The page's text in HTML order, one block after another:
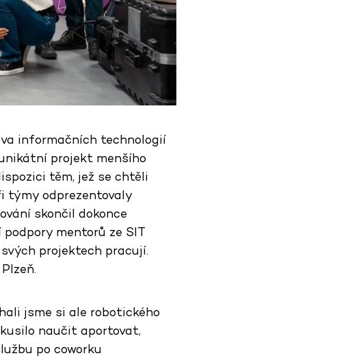
informačních technologií
projekt menšího
těm, jež se chtěli
týmy odprezentovaly
skončil dokonce
podpory mentorů ze SIT
projektech pracují.
jsme si ale robotického
naučit aportovat,
po coworku